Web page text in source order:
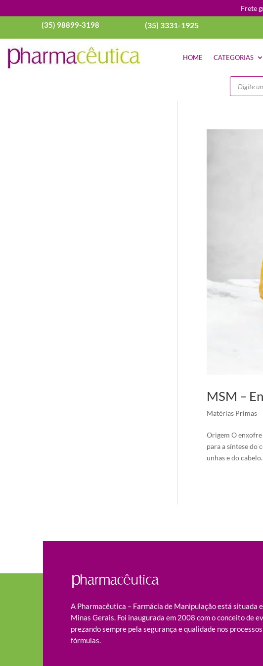
Frete
(35) 98899-3198 (35) 3331-1925
HOME CATEGORIAS
Pesquisar
MSM –
Matérias Primas
Origem O enxofre
para a síntese do
unhas e do cabelo.
A Pharmacêutica – Farmácia de Manipulação está situada
Minas Gerais. Foi inaugurada em 2008 com o conceito de
prezando sempre pela segurança e qualidade nos
fórmulas.